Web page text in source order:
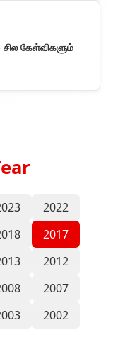
சில கேள்விகளும்
2022
2017
2012
2007
2002